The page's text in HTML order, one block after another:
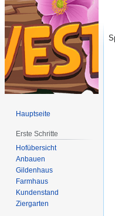
Hauptseite
Erste Schritte
Hofübersicht
Anbauen
Gildenhaus
Farmhaus
Kundenstand
Ziergarten